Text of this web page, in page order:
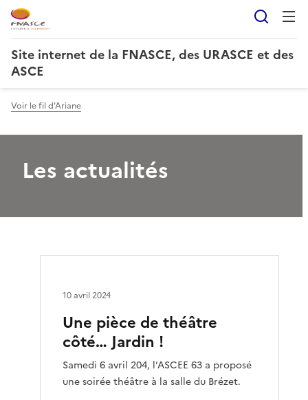
Site internet de la FNASCE, des URASCE et des
ASCE
Voir le fil d'Ariane
Les actualités
Une pièce de théâtre
côté… Jardin !
Samedi 6 avril 204, l’ASCEE 63 a proposé
une soirée théâtre à la salle du Brézet.
10 avril 2024